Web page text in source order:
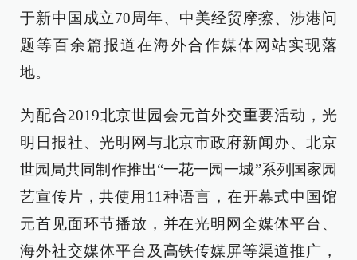
于新中国成立70周年、中美经贸摩擦、涉港问
题等百余篇报道在海外合作媒体网站实现落
地。
为配合2019北京世园会元首外交重要活动，光
明日报社、光明网与北京市政府新闻办、北京
世园局共同制作推出“一花一园一城”系列国家园
艺宣传片，共使用11种语言，在开幕式中国馆
元首见面环节播放，并在光明网全媒体平台、
海外社交媒体平台及高铁传媒屏等渠道推广，